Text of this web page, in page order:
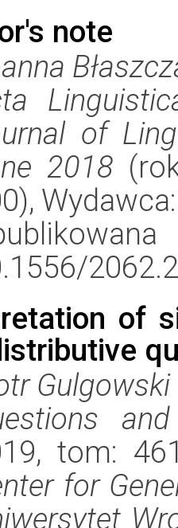
note
of
2018
of
Gulgowski
tom:
for